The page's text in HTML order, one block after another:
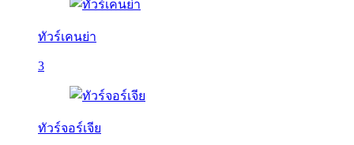
ทัวร์เคนย่า
3
ทัวร์จอร์เจีย